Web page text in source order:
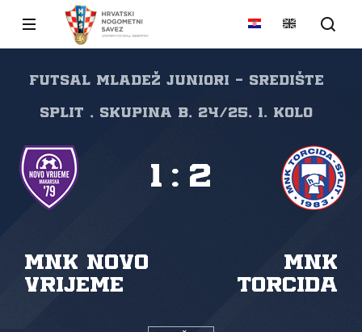
FUTSAL Mladež juniori - središte
Split , skupina B, 24/25, 1. kolo
MNK Novo
vrijeme
MNK
Torcida
1 : 2